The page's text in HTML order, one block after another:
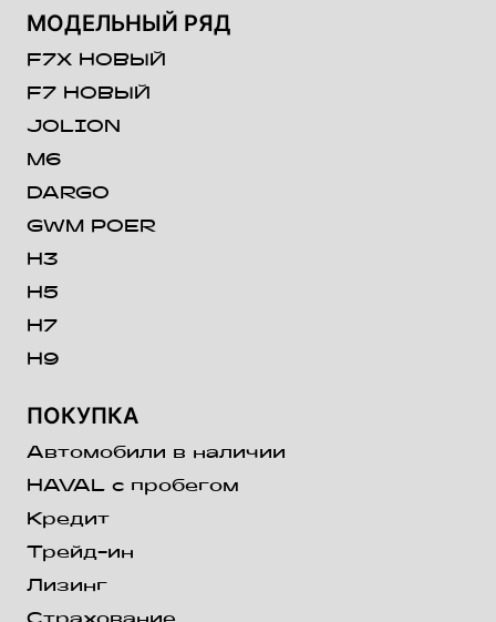
МОДЕЛЬНЫЙ РЯД
F7X НОВЫЙ
F7 НОВЫЙ
JOLION
M6
DARGO
GWM POER
H3
H5
H7
H9
ПОКУПКА
Автомобили в наличии
HAVAL с пробегом
Кредит
Трейд-ин
Лизинг